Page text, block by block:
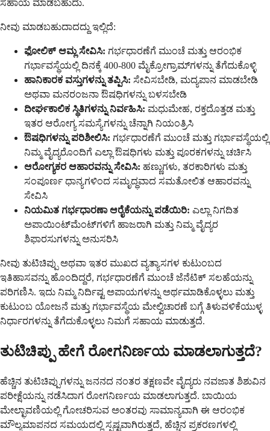
ಸಹಾಯ ಮಾಡಬಹುದು.
ನೀವು ಮಾಡಬಹುದಾದದ್ದು ಇಲ್ಲಿದೆ:
ಫೋಲಿಕ್ ಆಮ್ಲ ಸೇವಿಸಿ: ಗರ್ಭಧಾರಣೆಗೆ ಮುಂಚೆ ಮತ್ತು ಆರಂಭಿಕ
ಗರ್ಭಾವಸ್ಥೆಯಲ್ಲಿ ದಿನಕ್ಕೆ 400-800 ಮೈಕ್ರೋಗ್ರಾಮ್‌ಗಳನ್ನು ತೆಗೆದುಕೊಳ್ಳಿ
ಹಾನಿಕಾರಕ ವಸ್ತುಗಳನ್ನು ತಪ್ಪಿಸಿ: ಸೇವಿಸಬೇಡಿ, ಮದ್ಯಪಾನ ಮಾಡಬೇಡಿ
ಅಥವಾ ಮನರಂಜನಾ ಔಷಧಿಗಳನ್ನು ಬಳಸಬೇಡಿ
ದೀರ್ಘಕಾಲಿಕ ಸ್ಥಿತಿಗಳನ್ನು ನಿರ್ವಹಿಸಿ: ಮಧುಮೇಹ, ರಕ್ತದೊತ್ತಡ ಮತ್ತು
ಇತರ ಆರೋಗ್ಯ ಸಮಸ್ಯೆಗಳನ್ನು ಚೆನ್ನಾಗಿ ನಿಯಂತ್ರಿಸಿ
ಔಷಧಿಗಳನ್ನು ಪರಿಶೀಲಿಸಿ: ಗರ್ಭಧಾರಣೆಗೆ ಮುಂಚೆ ಮತ್ತು ಗರ್ಭಾವಸ್ಥೆಯಲ್ಲಿ
ನಿಮ್ಮ ವೈದ್ಯರೊಂದಿಗೆ ಎಲ್ಲಾ ಔಷಧಿಗಳು ಮತ್ತು ಪೂರಕಗಳನ್ನು ಚರ್ಚಿಸಿ
ಆರೋಗ್ಯಕರ ಆಹಾರವನ್ನು ಸೇವಿಸಿ: ಹಣ್ಣುಗಳು, ತರಕಾರಿಗಳು ಮತ್ತು
ಸಂಪೂರ್ಣ ಧಾನ್ಯಗಳಿಂದ ಸಮೃದ್ಧವಾದ ಸಮತೋಲಿತ ಆಹಾರವನ್ನು
ಸೇವಿಸಿ
ನಿಯಮಿತ ಗರ್ಭಧಾರಣಾ ಆರೈಕೆಯನ್ನು ಪಡೆಯಿರಿ: ಎಲ್ಲಾ ನಿಗದಿತ
ಅಪಾಯಿಂಟ್‌ಮೆಂಟ್‌ಗಳಿಗೆ ಹಾಜರಾಗಿ ಮತ್ತು ನಿಮ್ಮ ವೈದ್ಯರ
ಶಿಫಾರಸುಗಳನ್ನು ಅನುಸರಿಸಿ
ನೀವು ತುಟಿಚಿಪ್ಪು ಅಥವಾ ಇತರ ಮುಖದ ವ್ಯತ್ಯಾಸಗಳ ಕುಟುಂಬದ
ಇತಿಹಾಸವನ್ನು ಹೊಂದಿದ್ದರೆ, ಗರ್ಭಧಾರಣೆಗೆ ಮುಂಚೆ ಜೆನೆಟಿಕ್ ಸಲಹೆಯನ್ನು
ಪರಿಗಣಿಸಿ. ಇದು ನಿಮ್ಮ ನಿರ್ದಿಷ್ಟ ಅಪಾಯಗಳನ್ನು ಅರ್ಥಮಾಡಿಕೊಳ್ಳಲು ಮತ್ತು
ಕುಟುಂಬ ಯೋಜನೆ ಮತ್ತು ಗರ್ಭಾವಸ್ಥೆಯ ಮೇಲ್ವಿಚಾರಣೆ ಬಗ್ಗೆ ತಿಳುವಳಿಕೆಯುಳ್ಳ
ನಿರ್ಧಾರಗಳನ್ನು ತೆಗೆದುಕೊಳ್ಳಲು ನಿಮಗೆ ಸಹಾಯ ಮಾಡುತ್ತದೆ.
ತುಟಿಚಿಪ್ಪು ಹೇಗೆ ರೋಗನಿರ್ಣಯ ಮಾಡಲಾಗುತ್ತದೆ?
ಹೆಚ್ಚಿನ ತುಟಿಚಿಪ್ಪುಗಳನ್ನು ಜನನದ ನಂತರ ತಕ್ಷಣವೇ ವೈದ್ಯರು ನವಜಾತ ಶಿಶುವಿನ
ಪರೀಕ್ಷೆಯನ್ನು ನಡೆಸಿದಾಗ ರೋಗನಿರ್ಣಯ ಮಾಡಲಾಗುತ್ತದೆ. ಬಾಯಿಯ
ಮೇಲ್ಛಾವಣಿಯಲ್ಲಿ ಗೋಚರಿಸುವ ಅಂತರವು ಸಾಮಾನ್ಯವಾಗಿ ಈ ಆರಂಭಿಕ
ಮೌಲ್ಯಮಾಪನದ ಸಮಯದಲ್ಲಿ ಸ್ಪಷ್ಟವಾಗಿರುತ್ತದೆ, ಹೆಚ್ಚಿನ ಪ್ರಕರಣಗಳಲ್ಲಿ